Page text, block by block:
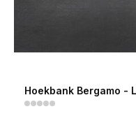
Hoekbank Bergamo -